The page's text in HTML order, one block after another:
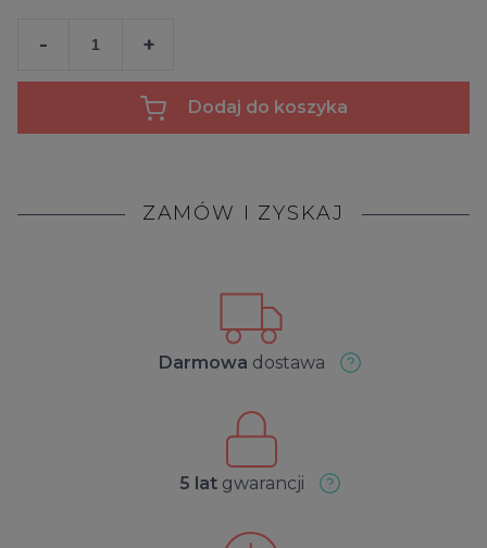
+
-
Dodaj do koszyka
ZAMÓW I ZYSKAJ
Darmowa dostawa
5 latgwarancji